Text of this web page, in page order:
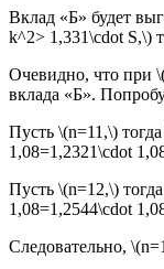
Вклад «Б» будет
k^2> 1,331\cdot S,\)
Очевидно, что при
вклада «Б».
Пусть \(n=11,\)
1,08=1,2321\cdot
Пусть \(n=12,\)
1,08=1,2544\cdot
Следовательно,